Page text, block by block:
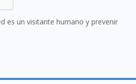
es un visitante humano y prevenir